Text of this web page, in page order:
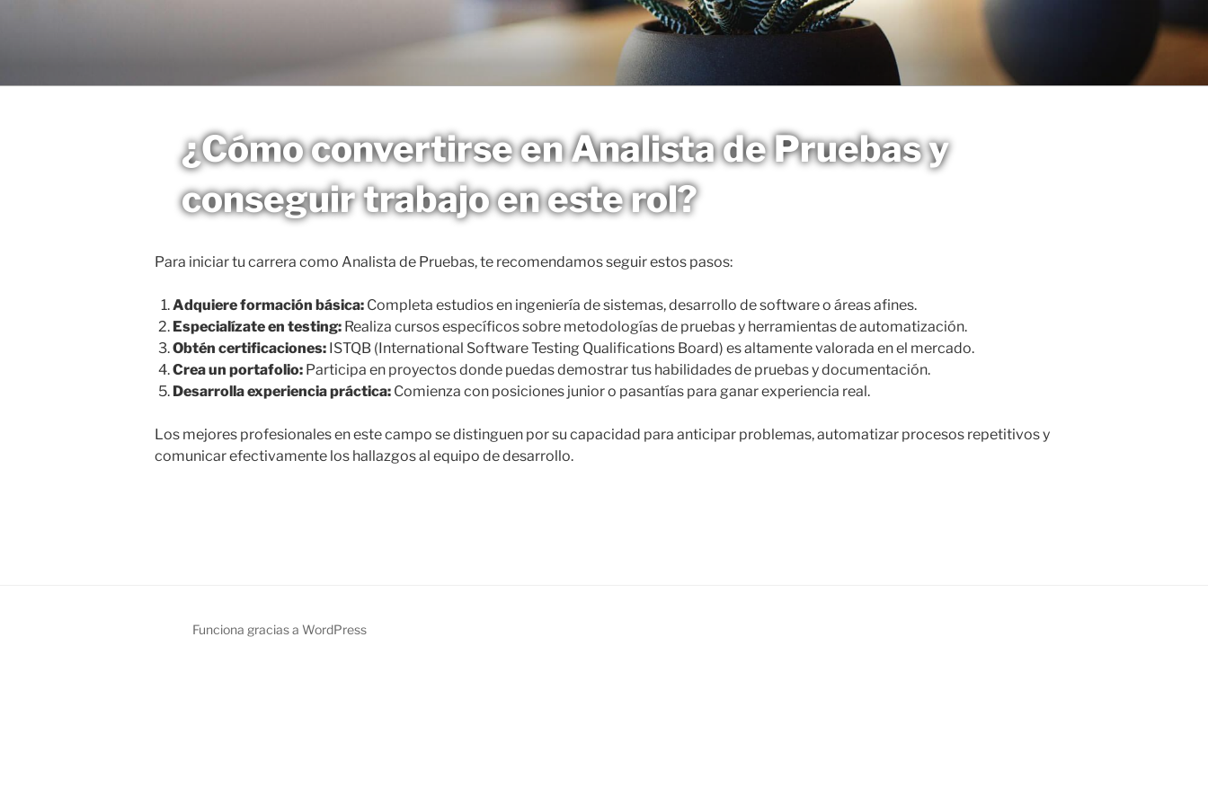
¿Cómo convertirse en Analista de Pruebas y
conseguir trabajo en este rol?
Para iniciar tu carrera como Analista de Pruebas, te recomendamos seguir estos pasos:
Adquiere formación básica: Completa estudios en ingeniería de sistemas, desarrollo de software o áreas afines.
Especialízate en testing: Realiza cursos específicos sobre metodologías de pruebas y herramientas de automatización.
Obtén certificaciones: ISTQB (International Software Testing Qualifications Board) es altamente valorada en el mercado.
Crea un portafolio: Participa en proyectos donde puedas demostrar tus habilidades de pruebas y documentación.
Desarrolla experiencia práctica: Comienza con posiciones junior o pasantías para ganar experiencia real.
Los mejores profesionales en este campo se distinguen por su capacidad para anticipar problemas, automatizar procesos repetitivos y
comunicar efectivamente los hallazgos al equipo de desarrollo.
Funciona gracias a WordPress